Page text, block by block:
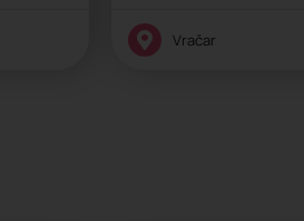
Vračar